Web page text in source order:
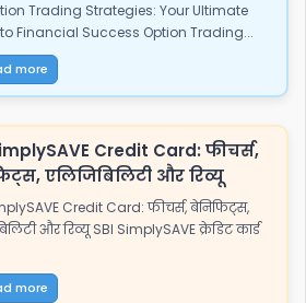
Trading Strategies: Your Ultimate
Financial Success Option Trading...
more
Credit Card: फीचर्स,
एलिजिबिलिटी और रिव्यू
Credit Card: फीचर्स, बेनिफिट्स,
और रिव्यू SBI SimplySAVE क्रेडिट कार्ड
more